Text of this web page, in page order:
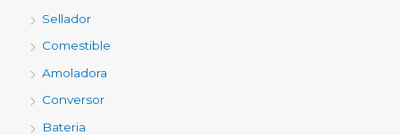
Sellador
Comestible
Amoladora
Conversor
Bateria